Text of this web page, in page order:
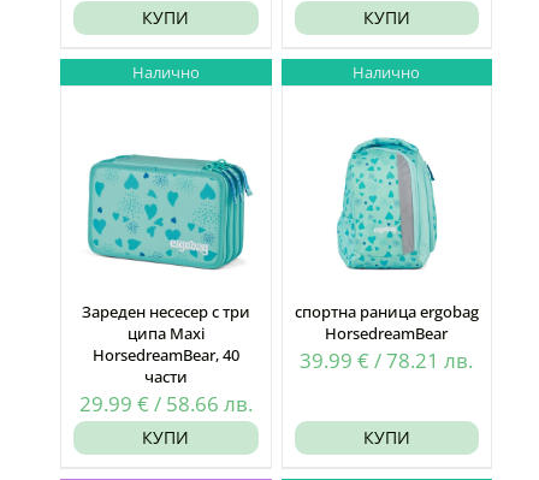
КУПИ КУПИ
Налично
Зареден несесер с три
ципа Maxi
HorsedreamBear, 40
части
29.99 € / 58.66 лв.
КУПИ
Налично
спортна раница ergobag
HorsedreamBear
39.99€ /78.21лв.
КУПИ